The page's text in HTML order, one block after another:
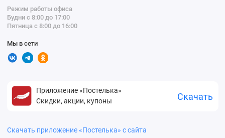
Режим работы офиса
Будни с 8:00 до 17:00
Пятница с 8:00 до 16:00
Мы в сети
Приложение «Постелька»
Скидки, акции, купоны
Скачать
Скачать приложение «Постелька» с сайта